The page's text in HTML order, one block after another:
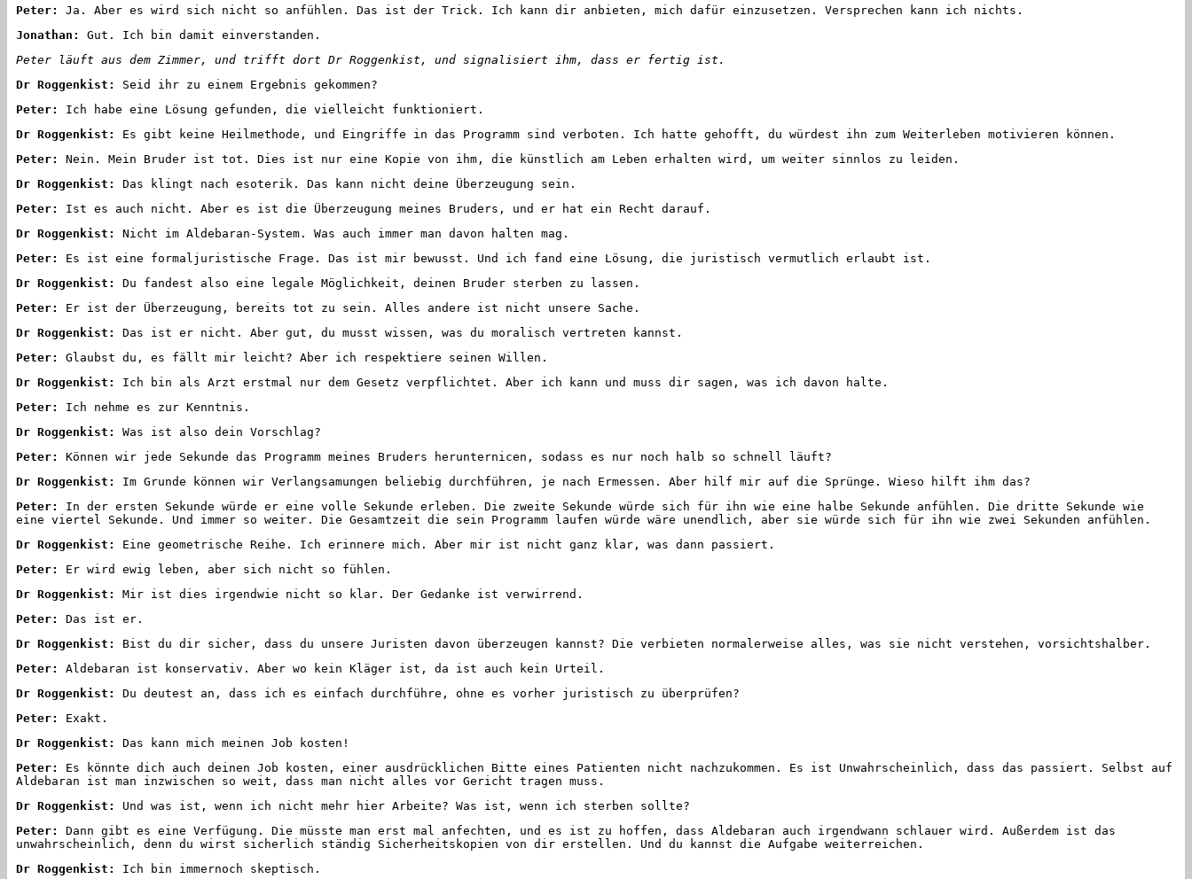
Peter:
Ja. Aber es wird sich nicht so anfühlen. Das ist der Trick. Ich kann dir anbieten, mich dafür einzusetzen. Versprechen kann ich nichts.
Jonathan:
Gut. Ich bin damit einverstanden.
Peter läuft aus dem Zimmer, und trifft dort Dr Roggenkist, und signalisiert ihm, dass er fertig ist.
Dr Roggenkist:
Seid ihr zu einem Ergebnis gekommen?
Peter:
Ich habe eine Lösung gefunden, die vielleicht funktioniert.
Dr Roggenkist:
Es gibt keine Heilmethode, und Eingriffe in das Programm sind verboten. Ich hatte gehofft, du würdest ihn zum Weiterleben motivieren können.
Peter:
Nein. Mein Bruder ist tot. Dies ist nur eine Kopie von ihm, die künstlich am Leben erhalten wird, um weiter sinnlos zu leiden.
Dr Roggenkist:
Das klingt nach esoterik. Das kann nicht deine Überzeugung sein.
Peter:
Ist es auch nicht. Aber es ist die Überzeugung meines Bruders, und er hat ein Recht darauf.
Dr Roggenkist:
Nicht im Aldebaran-System. Was auch immer man davon halten mag.
Peter:
Es ist eine formaljuristische Frage. Das ist mir bewusst. Und ich fand eine Lösung, die juristisch vermutlich erlaubt ist.
Dr Roggenkist:
Du fandest also eine legale Möglichkeit, deinen Bruder sterben zu lassen.
Peter:
Er ist der Überzeugung, bereits tot zu sein. Alles andere ist nicht unsere Sache.
Dr Roggenkist:
Das ist er nicht. Aber gut, du musst wissen, was du moralisch vertreten kannst.
Peter:
Glaubst du, es fällt mir leicht? Aber ich respektiere seinen Willen.
Dr Roggenkist:
Ich bin als Arzt erstmal nur dem Gesetz verpflichtet. Aber ich kann und muss dir sagen, was ich davon halte.
Peter:
Ich nehme es zur Kenntnis.
Dr Roggenkist:
Was ist also dein Vorschlag?
Peter:
Können wir jede Sekunde das Programm meines Bruders herunternicen, sodass es nur noch halb so schnell läuft?
Dr Roggenkist:
Im Grunde können wir Verlangsamungen beliebig durchführen, je nach Ermessen. Aber hilf mir auf die Sprünge. Wieso hilft ihm das?
Peter:
In der ersten Sekunde würde er eine volle Sekunde erleben. Die zweite Sekunde würde sich für ihn wie eine halbe Sekunde anfühlen. Die dritte Sekunde wie
eine viertel Sekunde. Und immer so weiter. Die Gesamtzeit die sein Programm laufen würde wäre unendlich, aber sie würde sich für ihn wie zwei Sekunden anfühlen.
Dr Roggenkist:
Eine geometrische Reihe. Ich erinnere mich. Aber mir ist nicht ganz klar, was dann passiert.
Peter:
Er wird ewig leben, aber sich nicht so fühlen.
Dr Roggenkist:
Mir ist dies irgendwie nicht so klar. Der Gedanke ist verwirrend.
Peter:
Das ist er.
Dr Roggenkist:
Bist du dir sicher, dass du unsere Juristen davon überzeugen kannst? Die verbieten normalerweise alles, was sie nicht verstehen, vorsichtshalber.
Peter:
Aldebaran ist konservativ. Aber wo kein Kläger ist, da ist auch kein Urteil.
Dr Roggenkist:
Du deutest an, dass ich es einfach durchführe, ohne es vorher juristisch zu überprüfen?
Peter:
Exakt.
Dr Roggenkist:
Das kann mich meinen Job kosten!
Peter:
Es könnte dich auch deinen Job kosten, einer ausdrücklichen Bitte eines Patienten nicht nachzukommen. Es ist Unwahrscheinlich, dass das passiert. Selbst auf
Aldebaran ist man inzwischen so weit, dass man nicht alles vor Gericht tragen muss.
Dr Roggenkist:
Und was ist, wenn ich nicht mehr hier Arbeite? Was ist, wenn ich sterben sollte?
Peter:
Dann gibt es eine Verfügung. Die müsste man erst mal anfechten, und es ist zu hoffen, dass Aldebaran auch irgendwann schlauer wird. Außerdem ist das
unwahrscheinlich, denn du wirst sicherlich ständig Sicherheitskopien von dir erstellen. Und du kannst die Aufgabe weiterreichen.
Dr Roggenkist:
Ich bin immernoch skeptisch.